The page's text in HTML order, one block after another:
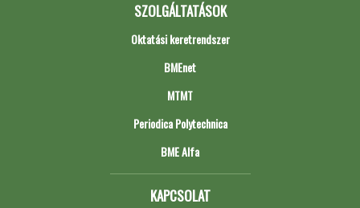
SZOLGÁLTATÁSOK
Oktatási keretrendszer
BMEnet
MTMT
Periodica Polytechnica
BME Alfa
KAPCSOLAT